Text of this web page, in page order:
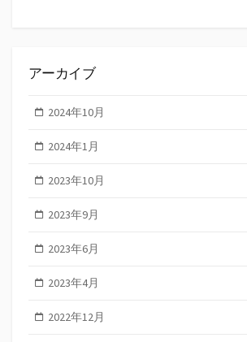
アーカイブ
2024年10月
2024年1月
2023年10月
2023年9月
2023年6月
2023年4月
2022年12月